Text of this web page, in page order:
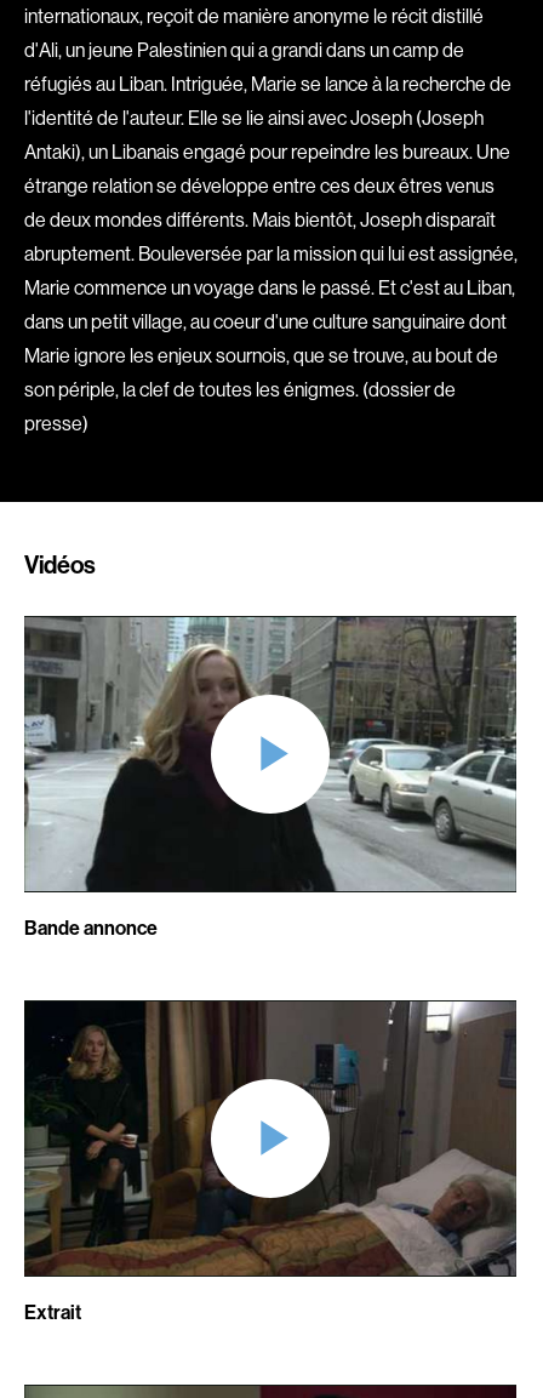
Comédies
Comédies musicales
Documentaires
Drames
Érotiques
Étudiants
Famille
Fantastiques
Fiction
Guerre
Historiques
Musicaux
Policiers
Romantiques
Science-fiction
Sports
Thrillers
Western
1920
1930
1960
2000
2010
Réalisateur
(Daniel Grou) Podz
Absa Moussa Sene
Adam Camil
Adam Mark
Adams Dominique
Alacchi Carlo
Allen Jeremy Peter
Almond Paul
Anderson Michael
André G. Lauraine
Angers Richard
Angrignon Yves
Annaud Jean-Jacques
Antaki Joseph
Anthian Pierre
Arango Juan Andrés
Arcand Paul
Arcand Denys
Archambault Louise
Arseneau Bussières Philippe
internationaux, reçoit de manière anonyme le récit distillé
d'Ali, un jeune Palestinien qui a grandi dans un camp de
réfugiés au Liban. Intriguée, Marie se lance à la recherche de
l'identité de l'auteur. Elle se lie ainsi avec Joseph (Joseph
Antaki), un Libanais engagé pour repeindre les bureaux. Une
étrange relation se développe entre ces deux êtres venus
de deux mondes différents. Mais bientôt, Joseph disparaît
abruptement. Bouleversée par la mission qui lui est assignée,
Marie commence un voyage dans le passé. Et c'est au Liban,
dans un petit village, au coeur d'une culture sanguinaire dont
Marie ignore les enjeux sournois, que se trouve, au bout de
son périple, la clef de toutes les énigmes. (dossier de
presse)
Vidéos
Bande annonce
Extrait